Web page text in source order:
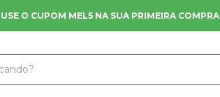
FRETE GRÁTIS NAS COMPRAS A PARTIR DE R$ 200